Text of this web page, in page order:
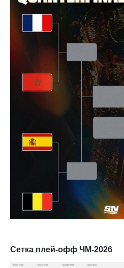
Сетка плей-офф ЧМ-2026